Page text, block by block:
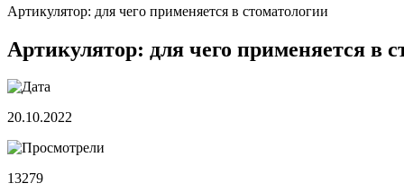
Артикулятор: для чего применяется в стоматологии
Артикулятор: для чего применяется в
20.10.2022
13279